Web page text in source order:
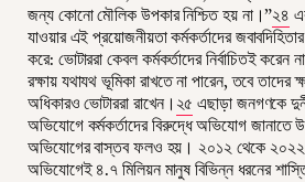
জন্য কোনো মৌলিক উপকার নিশ্চিত হয় না।”২৪
যাওয়ার এই প্রয়োজনীয়তা কর্মকর্তাদের
করে: ভোটাররা কেবল কর্মকর্তাদের নির্বাচিতই করেন
রক্ষায় যথাযথ ভূমিকা রাখতে না পারেন, তবে তাদের
অধিকারও ভোটাররা রাখেন। ২৫ এছাড়া জনগণকে
অভিযোগে কর্মকর্তাদের বিরুদ্ধে অভিযোগ জানাতে
অভিযোগের বাস্তব ফলও হয়। ২০১২ থেকে ২০২২
অভিযোগেই ৪.৭ মিলিয়ন মানুষ বিভিন্ন ধরনের